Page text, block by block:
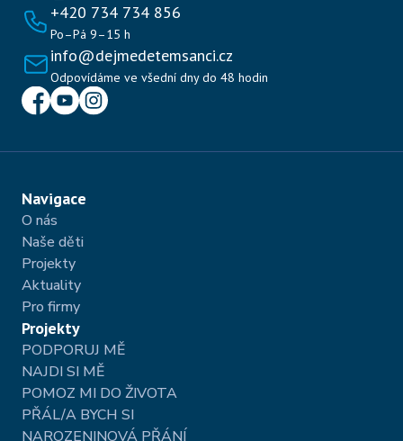
+420 734 734 856
Po–Pá 9–15 h
info@dejmedetemsanci.cz
Odpovídáme ve všední dny do 48 hodin
Navigace
O nás
Naše děti
Projekty
Aktuality
Pro firmy
Projekty
PODPORUJ MĚ
NAJDI SI MĚ
POMOZ MI DO ŽIVOTA
PŘÁL/A BYCH SI
NAROZENINOVÁ PŘÁNÍ